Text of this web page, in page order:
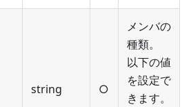
string ○
メンバの
種類。
以下の値
を設定で
きます。